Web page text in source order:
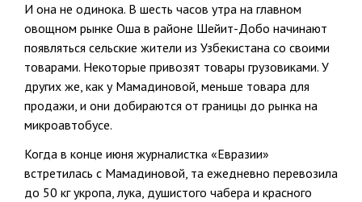
И она не одинока. В шесть часов утра на главном
овощном рынке Оша в районе Шейит-Добо начинают
появляться сельские жители из Узбекистана со своими
товарами. Некоторые привозят товары грузовиками. У
других же, как у Мамадиновой, меньше товара для
продажи, и они добираются от границы до рынка на
микроавтобусе.
Когда в конце июня журналистка «Евразии»
встретилась с Мамадиновой, та ежедневно перевозила
до 50 кг укропа, лука, душистого чабера и красного